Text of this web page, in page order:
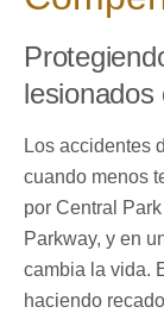
lesionados
Los accidentes
cuando menos
por Central
Parkway, y en
cambia la vida.
haciendo